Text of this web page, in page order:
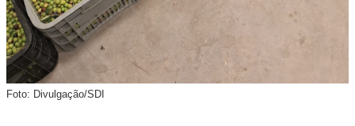
Foto: Divulgação/SDI